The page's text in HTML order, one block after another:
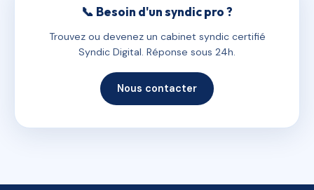
📞 Besoin d'un syndic pro ?
Trouvez ou devenez un cabinet syndic certifié
Syndic Digital. Réponse sous 24h.
Nous contacter